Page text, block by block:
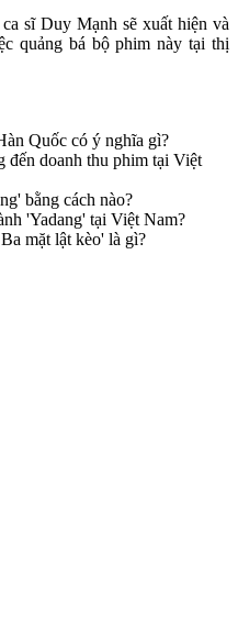
sĩ Duy Mạnh sẽ xuất hiện và
quảng bá bộ phim này tại thị
Quốc có ý nghĩa gì?
đến doanh thu phim tại Việt
bằng cách nào?
'Yadang' tại Việt Nam?
mặt lật kèo' là gì?